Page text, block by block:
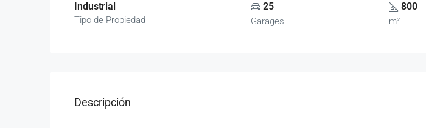
Industrial
Tipo de Propiedad
25
Garages
800
m²
Descripción